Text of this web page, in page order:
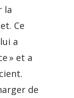
la
Ce
a
» et a
de